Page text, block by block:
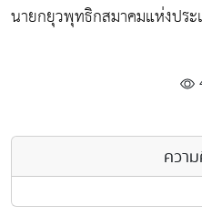
นายกยุวพุทธิกสมาคมแห่งประ
ควา